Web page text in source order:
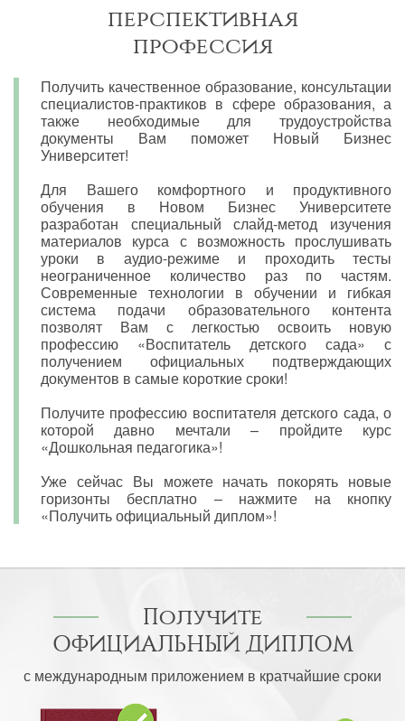
перспективная
профессия
Получить качественное образование, консультации
специалистов-практиков в сфере образования, а
также необходимые для трудоустройства
документы Вам поможет Новый Бизнес
Университет!
Для Вашего комфортного и продуктивного
обучения в Новом Бизнес Университете
разработан специальный слайд-метод изучения
материалов курса с возможность прослушивать
уроки в аудио-режиме и проходить тесты
неограниченное количество раз по частям.
Современные технологии в обучении и гибкая
система подачи образовательного контента
позволят Вам с легкостью освоить новую
профессию «Воспитатель детского сада» с
получением официальных подтверждающих
документов в самые короткие сроки!
Получите профессию воспитателя детского сада, о
которой давно мечтали – пройдите курс
«Дошкольная педагогика»!
Уже сейчас Вы можете начать покорять новые
горизонты бесплатно – нажмите на кнопку
«Получить официальный диплом»!
Получите
ОФИЦИАЛЬНЫЙ ДИПЛОМ
с международным приложением в кратчайшие сроки